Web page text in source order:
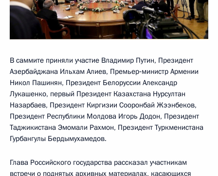
В саммите приняли участие Владимир Путин, Президент
Азербайджана Ильхам Алиев, Премьер‑министр Армении
Никол Пашинян, Президент Белоруссии Александр
Лукашенко, первый Президент Казахстана Нурсултан
Назарбаев, Президент Киргизии Сооронбай Жээнбеков,
Президент Республики Молдова Игорь Додон, Президент
Таджикистана Эмомали Рахмон, Президент Туркменистана
Гурбангулы Бердымухамедов.
Глава Российского государства рассказал участникам
встречи о поднятых архивных материалах, касающихся